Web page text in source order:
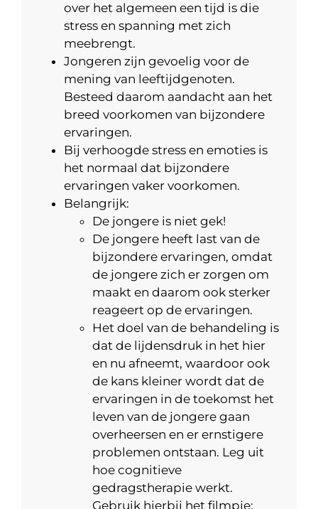
over het algemeen een tijd is die
stress en spanning met zich
meebrengt.
Jongeren zijn gevoelig voor de
mening van leeftijdgenoten.
Besteed daarom aandacht aan het
breed voorkomen van bijzondere
ervaringen.
Bij verhoogde stress en emoties is
het normaal dat bijzondere
ervaringen vaker voorkomen.
Belangrijk:
De jongere is niet gek!
De jongere heeft last van de
bijzondere ervaringen, omdat
de jongere zich er zorgen om
maakt en daarom ook sterker
reageert op de ervaringen.
Het doel van de behandeling is
dat de lijdensdruk in het hier
en nu afneemt, waardoor ook
de kans kleiner wordt dat de
ervaringen in de toekomst het
leven van de jongere gaan
overheersen en er ernstigere
problemen ontstaan. Leg uit
hoe cognitieve
gedragstherapie werkt.
Gebruik hierbij het filmpje: